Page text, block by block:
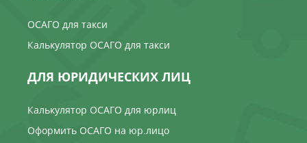
ОСАГО для такси
Калькулятор ОСАГО для такси
ДЛЯ ЮРИДИЧЕСКИХ ЛИЦ
Калькулятор ОСАГО для юрлиц
Оформить ОСАГО на юр.лицо